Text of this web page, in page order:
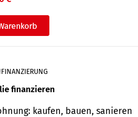
finanzieren
kaufen, bauen, sanieren